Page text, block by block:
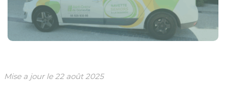
Mise a jour le22 août 2025